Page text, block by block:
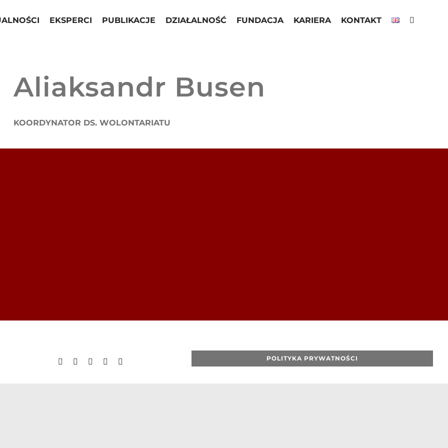
EKSPERCI PUBLIKACJE DZIAŁALNOŚĆ FUNDACJA KARIERA KONTAKT
Aliaksandr Busen
KOORDYNATOR DS. WOLONTARIATU
POLITYKA PRYWATNOŚCI